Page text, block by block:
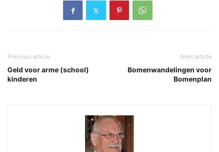
Previous article
Geld voor arme (school)
kinderen
Next article
Bomenwandelingen voor
Bomenplan